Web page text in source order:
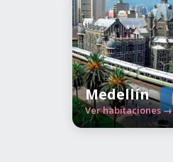
Medellín
Ver habitaciones →